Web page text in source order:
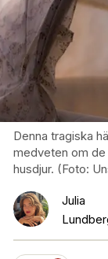
Denna tragiska
medveten om de
husdjur. (Foto:
Julia